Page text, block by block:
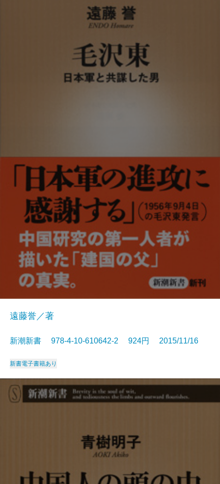
遠藤誉／著
新潮新書 978-4-10-610642-2 924円 2015/11/16
新書電子書籍あり